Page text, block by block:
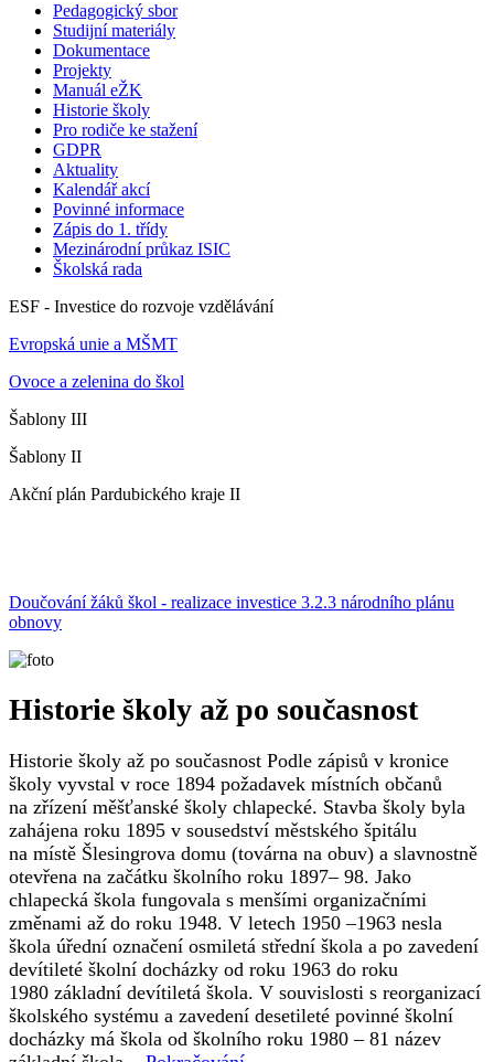
Pedagogický sbor
Studijní materiály
Dokumentace
Projekty
Manuál eŽK
Historie školy
Pro rodiče ke stažení
GDPR
Aktuality
Kalendář akcí
Povinné informace
Zápis do 1. třídy
Mezinárodní průkaz ISIC
Školská rada
ESF - Investice do rozvoje vzdělávání
Evropská unie a MŠMT
Ovoce a zelenina do škol
Šablony III
Šablony II
Akční plán Pardubického kraje II
Doučování žáků škol - realizace investice 3.2.3 národního plánu
obnovy
Historie školy až po současnost
Historie školy až po současnost Podle zápisů v kronice
školy vyvstal v roce 1894 požadavek místních občanů
na zřízení měšťanské školy chlapecké. Stavba školy byla
zahájena roku 1895 v sousedství městského špitálu
na místě Šlesingrova domu (továrna na obuv) a slavnostně
otevřena na začátku školního roku 1897– 98. Jako
chlapecká škola fungovala s menšími organizačními
změnami až do roku 1948. V letech 1950 –1963 nesla
škola úřední označení osmiletá střední škola a po zavedení
devítileté školní docházky od roku 1963 do roku
1980 základní devítiletá škola. V souvislosti s reorganizací
školského systému a zavedení desetileté povinné školní
docházky má škola od školního roku 1980 – 81 název